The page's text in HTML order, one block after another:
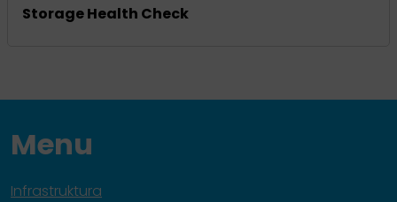
Storage Health Check
Menu
Infrastruktura